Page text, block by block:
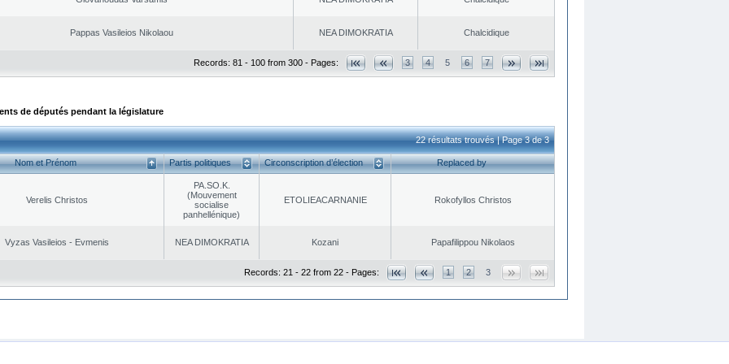
Pappas Vasileios Nikolaou NEA DΙMOKRATIA Chalcidique
Records: 81 - 100 from 300 - Pages: 3 4 5 6 7
de députés pendant la législature
22 résultats trouvés | Page 3 de 3
Nom et Prénom Partis politiques Circonscription d’élection Replaced by
Verelis Christos
PA.SO.K.
(Mouvement
socialise
panhellénique)
EΤOLIEACARNANIE Rokofyllos Christos
Vyzas Vasileios - Evmenis NEA DΙMOKRATIA Kozani Papafilippou Nikolaos
Records: 21 - 22 from 22 - Pages: 1 2 3